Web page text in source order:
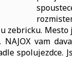
zebricku.
NAJOX vam
spolujezdce.